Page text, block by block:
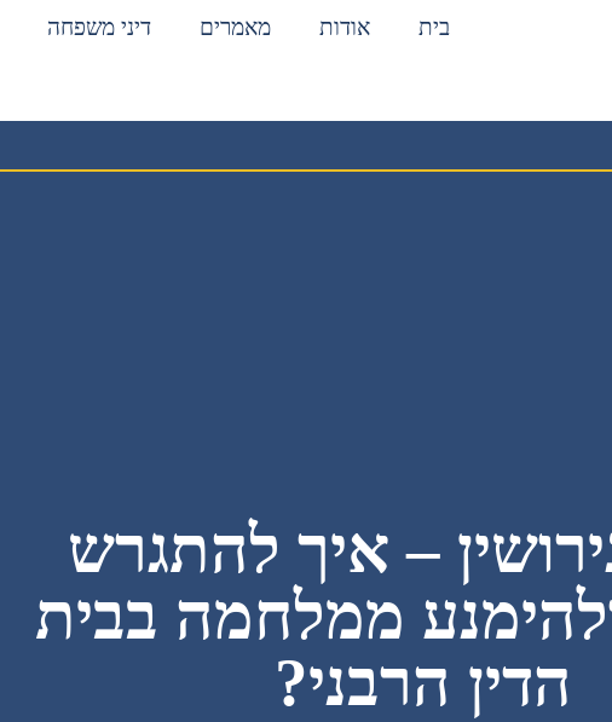
בית אודות מאמרים דיני משפחה
– איך להתגרש
ממלחמה בבית
הדין הרבני?